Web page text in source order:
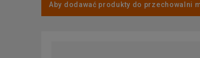
Aby dodawać produkty do przechowalni